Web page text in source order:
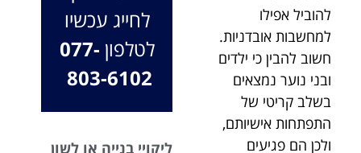
להוביל אפילו
למחשבות אובדניות.
חשוב להבין כי ילדים
ובני נוער נמצאים
בשלב קריטי של
התפתחות אישיותם,
ולכן הם פגיעים
לחייג עכשיו
לטלפון 077-
803-6102
ליקויי בנייה או לשון